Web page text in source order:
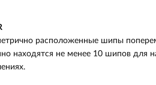
расположенные шипы
находятся не менее 10 шипов